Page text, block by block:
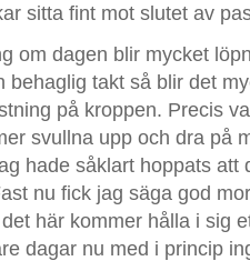
sitta fint mot slutet av
om dagen blir mycket
behaglig takt så blir det
på kroppen. Precis
svullna upp och dra på
hade såklart hoppats att
nu fick jag säga god
här kommer hålla i sig
dagar nu med i princip